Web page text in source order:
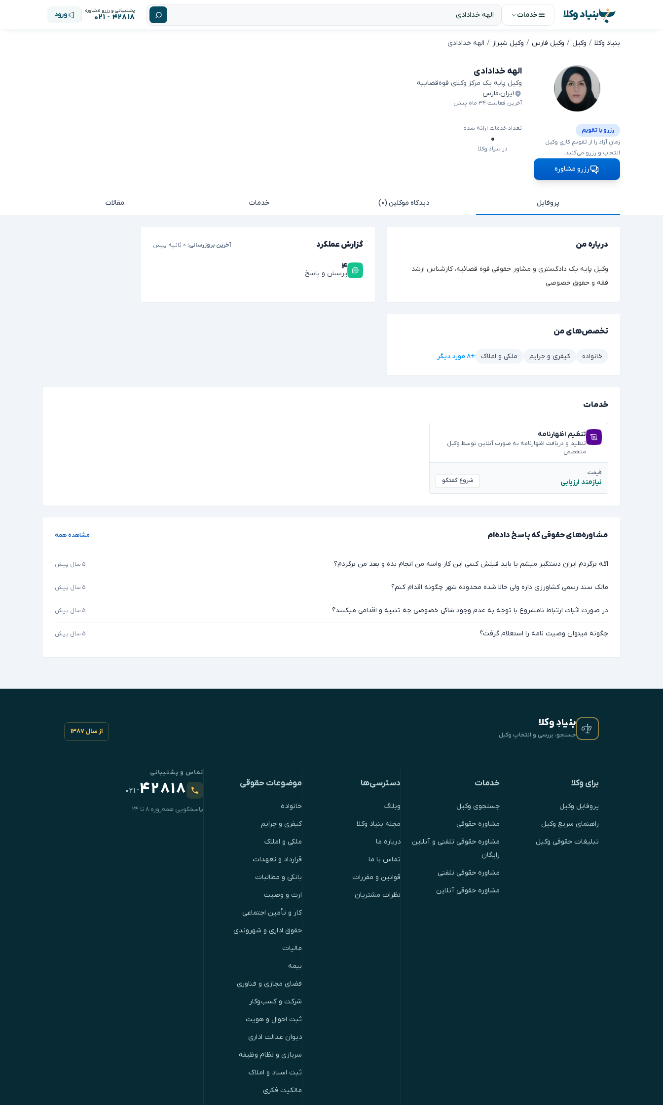
بنیاد وکلا خدمات پشتیبانی و رزرو مشاوره
۴۲۸۱۸ - ۰۲۱ ورود
بنیاد وکلا وکیل وکیل فارس وکیل شیراز الهه خدادادی
الهه خدادادی
وکیل پایه یک مرکز وکلای قوه‌قضاییه
ایران،فارس
آخرین فعالیت ۳۴ ماه پیش
تعداد خدمات ارائه شده
۰
در بنیاد وکلا
رزرو با تقویم
زمانِ آزاد را از تقویمِ کاریِ وکیل
انتخاب و رزرو می‌کنید.
رزرو مشاوره
پروفایل دیدگاه موکلین (۰) خدمات مقالات
درباره من
وکیل پایه یک دادگستری و مشاور حقوقی قوه قضائیه، کارشناس ارشد
فقه و حقوق خصوصی
گزارش عملکرد آخرین بروزرسانی:
۴
پرسش و پاسخ
تخصص‌های من
خانواده کیفری و جرایم ملکی و املاک +۸ مورد دیگر
خدمات
تنظیم اظهارنامه
تنظیم و دریافت اظهارنامه به صورت آنلاین توسط وکیل
متخصص
قیمت
نیازمند ارزیابی شروع گفتگو
مشاوره‌های حقوقی که پاسخ داده‌ام مشاهده همه
اگه برگردم ایران دستگیر میشم یا باید قبلش کسی این کار واسه من انجام بده و بعد من برگردم؟ ۵ سال پیش
مالک سند رسمی کشاورزی داره ولی حالا شده محدوده شهر چگونه اقدام کنم؟ ۵ سال پیش
در صورت اثبات ارتباط نامشروع با توجه به عدم وجود شاکی خصوصی چه تنبیه و اقدامی میکنند؟ ۵ سال پیش
چگونه میتوان وصیت نامه را استعلام گرفت؟ ۵ سال پیش
بنیادِ وکلا
جستجو، بررسی و انتخابِ وکیل از سال ۱۳۸۷
برای وکلا
پروفایل وکیل
راهنمای سریع وکیل
تبلیغات حقوقی وکیل
خدمات
جستجوی وکیل
مشاوره حقوقی
مشاوره حقوقی تلفنی و آنلاین
رایگان
مشاوره حقوقی تلفنی
مشاوره حقوقی آنلاین
دسترسی‌ها
وبلاگ
مجله بنیاد وکلا
درباره ما
تماس با ما
قوانین و مقررات
نظرات مشتریان
موضوعات حقوقی
خانواده
کیفری و جرایم
ملکی و املاک
قرارداد و تعهدات
بانکی و مطالبات
ارث و وصیت
کار و تأمین اجتماعی
حقوق اداری و شهروندی
مالیات
بیمه
فضای مجازی و فناوری
شرکت و کسب‌وکار
ثبت احوال و هویت
دیوان عدالت اداری
سربازی و نظام وظیفه
ثبت اسناد و املاک
مالکیت فکری
تماس و پشتیبانی
۴۲۸۱۸-۰۲۱
پاسخگویی همه‌روزه ۸ تا ۲۴